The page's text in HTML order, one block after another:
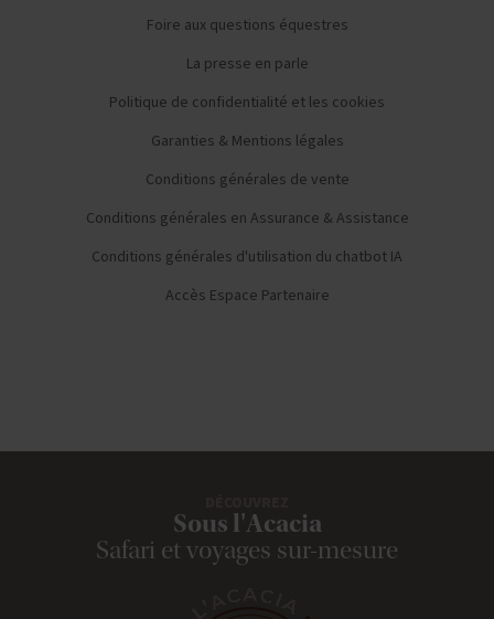
Foire aux questions équestres
La presse en parle
Politique de confidentialité et les cookies
Garanties & Mentions légales
Conditions générales de vente
Conditions générales en Assurance & Assistance
Conditions générales d'utilisation du chatbot IA
Accès Espace Partenaire
Sous l'Acacia
Safari et voyages sur-mesure